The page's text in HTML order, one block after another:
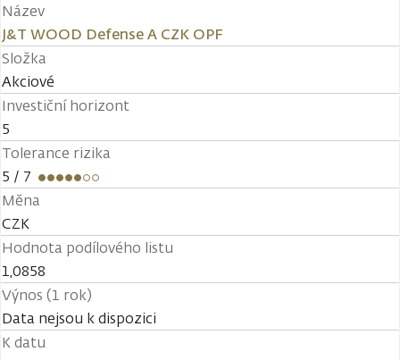
Název
J&T WOOD Defense A CZK OPF
Složka
Akciové
Investiční horizont
5
Tolerance rizika
5 / 7
Měna
CZK
Hodnota podílového listu
1,0858
Výnos (1 rok)
Data nejsou k dispozici
K datu